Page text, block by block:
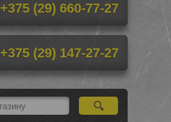
+375 (29) 660-77-27
+375 (29) 147-27-27